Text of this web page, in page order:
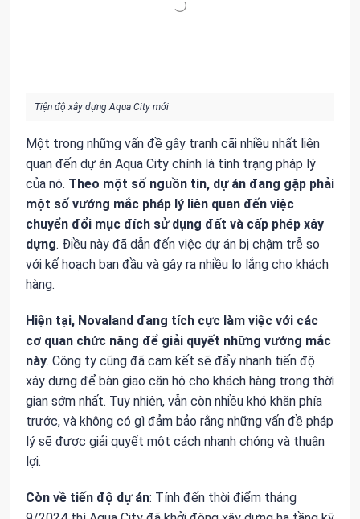
Tiện độ xây dựng Aqua City mới
Một trong những vấn đề gây tranh cãi nhiều nhất liên
quan đến dự án Aqua City chính là tình trạng pháp lý
của nó. Theo một số nguồn tin, dự án đang gặp phải
một số vướng mắc pháp lý liên quan đến việc
chuyển đổi mục đích sử dụng đất và cấp phép xây
dựng. Điều này đã dẫn đến việc dự án bị chậm trễ so
với kế hoạch ban đầu và gây ra nhiều lo lắng cho khách
hàng.
Hiện tại, Novaland đang tích cực làm việc với các
cơ quan chức năng để giải quyết những vướng mắc
này. Công ty cũng đã cam kết sẽ đẩy nhanh tiến độ
xây dựng để bàn giao căn hộ cho khách hàng trong thời
gian sớm nhất. Tuy nhiên, vẫn còn nhiều khó khăn phía
trước, và không có gì đảm bảo rằng những vấn đề pháp
lý sẽ được giải quyết một cách nhanh chóng và thuận
lợi.
Còn về tiến độ dự án: Tính đến thời điểm tháng